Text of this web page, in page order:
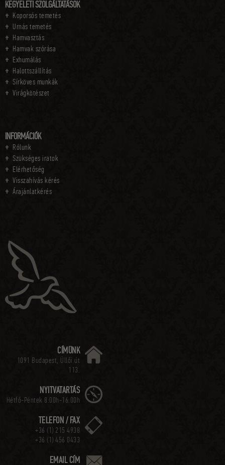
KEGYELETI SZOLGÁLTATÁSOK
Koporsós temetés
Urnás temetés
Hamvasztás
Hamvak szórása
Exhumálás
Halottszállítás
Sírköves munkák
Virágkötészet
INFORMÁCIÓK
Rólunk
Szükséges iratok
Elérhetőség
Visszahívás kérés
Árajánlatkérés
CÍMÜNK
1091 Budapest, Üllői út
113.
NYITVATARTÁS
Hétfő-Péntek 8:00h-16:00h
TELEFON / FAX
+36 (1) 215 4938
+36 (1) 456 0433
EMAIL CÍM